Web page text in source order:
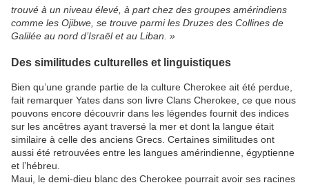
trouvé à un niveau élevé, à part chez des groupes amérindiens
comme les Ojibwe, se trouve parmi les Druzes des Collines de
Galilée au nord d’Israël et au Liban. »
Des similitudes culturelles et linguistiques
Bien qu’une grande partie de la culture Cherokee ait été perdue,
fait remarquer Yates dans son livre Clans Cherokee, ce que nous
pouvons encore découvrir dans les légendes fournit des indices
sur les ancêtres ayant traversé la mer et dont la langue était
similaire à celle des anciens Grecs. Certaines similitudes ont
aussi été retrouvées entre les langues amérindienne, égyptienne
et l’hébreu.
Maui, le demi-dieu blanc des Cherokee pourrait avoir ses racines